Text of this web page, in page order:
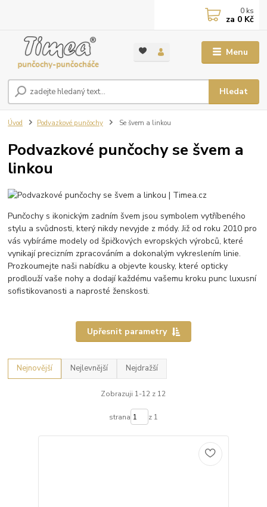
Menu
Hledat
0 ks
za 0 Kč
Úvod Podvazkové punčochy Se švem a linkou
Podvazkové punčochy se švem a
linkou
Punčochy s ikonickým zadním švem jsou symbolem vytříbeného
stylu a svůdnosti, který nikdy nevyjde z módy. Již od roku 2010 pro
vás vybíráme modely od špičkových evropských výrobců, které
vynikají precizním zpracováním a dokonalým vykreslením linie.
Prozkoumejte naši nabídku a objevte kousky, které opticky
prodlouží vaše nohy a dodají každému vašemu kroku punc luxusní
sofistikovanosti a naprosté ženskosti.
Upřesnit parametry
Nejnovější Nejlevnější Nejdražší
Zobrazuji 1-12 z 12
strana z 1